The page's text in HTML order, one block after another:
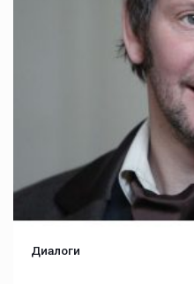
Диалоги